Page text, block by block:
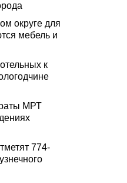
округе для
мебель и
к
МРТ
774-